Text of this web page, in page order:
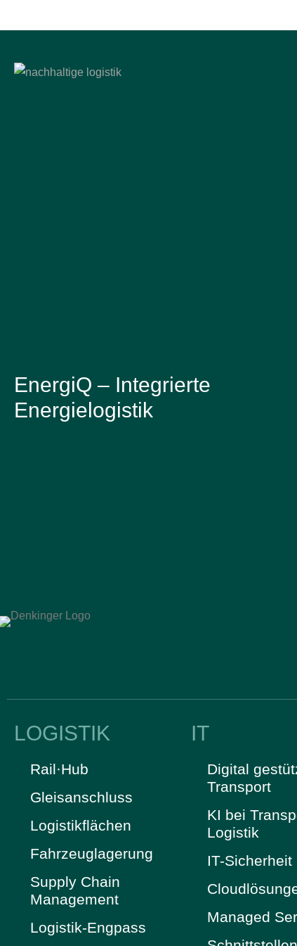
EnergiQ – Integrierte
Energielogistik
LOGISTIK
Rail·Hub
Gleisanschluss
Logistikflächen
Fahrzeuglagerung
Supply Chain
Management
Logistik-Engpass
IT
Digital
Transport
KI bei
Logistik
IT-Sicherheit
Managed